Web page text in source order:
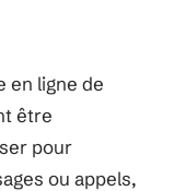
en ligne de
être
pour
ou appels,